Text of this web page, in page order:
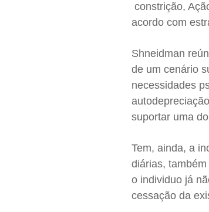
constrição,
acordo com
Shneidman
de um cenário
necessidades
suportar uma
Tem, ainda, a
diárias,
o individuo já
cessação da